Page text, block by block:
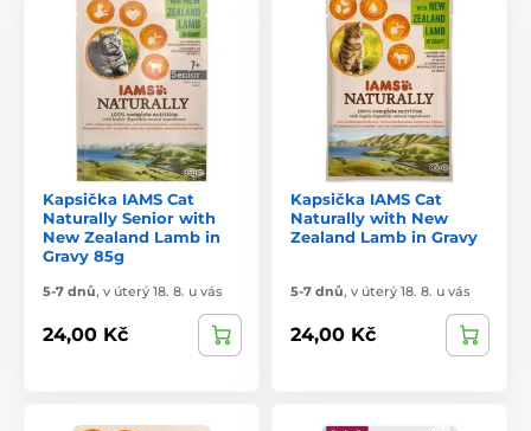
Kapsička IAMS Cat
Naturally Senior with
New Zealand Lamb in
Gravy 85g
5-7 dnů, v úterý 18. 8. u vás
24,00 Kč
Kapsička IAMS Cat
Naturally with New
Zealand Lamb in Gravy
5-7 dnů, v úterý 18. 8. u vás
24,00 Kč